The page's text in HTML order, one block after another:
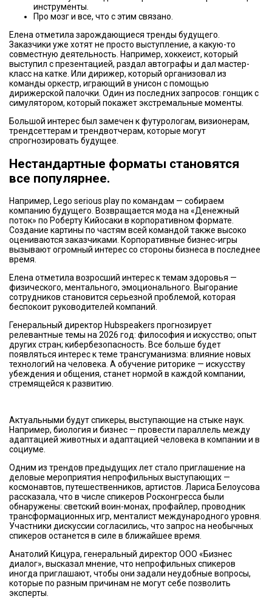
инструменты.
Про мозг и все, что с этим связано.
Елена отметила зарождающиеся тренды будущего.
Заказчики уже хотят не просто выступление, а какую-то
совместную деятельность. Например, хоккеист, который
выступил с презентацией, раздал автографы и дал мастер-
класс на катке. Или дирижер, который организовал из
команды оркестр, играющий в унисон с помощью
дирижерской палочки. Один из последних запросов: гонщик с
симулятором, который покажет экстремальные моменты.
Большой интерес был замечен к футурологам, визионерам,
трендсеттерам и трендвотчерам, которые могут
спрогнозировать будущее.
Нестандартные форматы становятся
все популярнее.
Например, Lego serious play по командам — собираем
компанию будущего. Возвращается мода на «Денежный
поток» по Роберту Кийосаки в корпоративном формате.
Создание картины по частям всей командой также высоко
оцениваются заказчиками. Корпоративные бизнес-игры
вызывают огромный интерес со стороны бизнеса в последнее
время.
Елена отметила возросший интерес к темам здоровья —
физического, ментального, эмоционального. Выгорание
сотрудников становится серьезной проблемой, которая
беспокоит руководителей компаний.
Генеральный директор Hubspeakers прогнозирует
релевантные темы на 2026 год: философия и искусство; опыт
других стран; кибербезопасность. Все больше будет
появляться интерес к теме трансгуманизма: влияние новых
технологий на человека. А обучение риторике — искусству
убеждения и общения, станет нормой в каждой компании,
стремящейся к развитию.
Актуальными будут спикеры, выступающие на стыке наук.
Например, биология и бизнес — провести параллель между
адаптацией животных и адаптацией человека в компании и в
социуме.
Одним из трендов предыдущих лет стало приглашение на
деловые мероприятия непрофильных выступающих —
космонавтов, путешественников, артистов. Лариса Белоусова
рассказала, что в числе спикеров Росконгресса были
обнаружены: светский воин-монах, профайлер, проводник
трансформационных игр, менталист международного уровня.
Участники дискуссии согласились, что запрос на необычных
спикеров останется в силе в ближайшее время.
Анатолий Кицура, генеральный директор ООО «Бизнес
диалог», высказал мнение, что непрофильных спикеров
иногда приглашают, чтобы они задали неудобные вопросы,
которые по разным причинам не могут себе позволить
эксперты.